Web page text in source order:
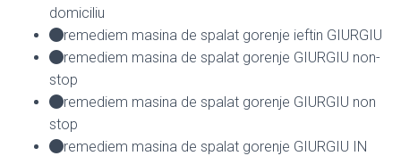
domiciliu
remediem masina de spalat gorenje ieftin GIURGIU
remediem masina de spalat gorenje GIURGIU non-
stop
remediem masina de spalat gorenje GIURGIU non
stop
remediem masina de spalat gorenje GIURGIU IN